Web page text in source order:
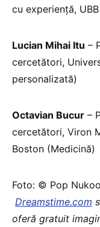
cu experiență,
Lucian Mihai Itu –
cercetători,
personalizată)
Octavian Bucur –
cercetători, Viron
Boston (Medicină)
Foto: © Pop
Dreamstime.com
oferă gratuit